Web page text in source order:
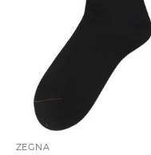
ZEGNA